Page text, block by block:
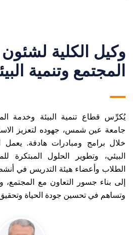
وكيل الكلية
المجتمع وتنمية
يُكرِّس قطاع تنمية البيئة وخدمة
جامعة عين شمس، جهوده لتعزيز
خلال برامج ومبادرات هادفة.
البيئي، وتطوير الحلول المبتكرة
الطلاب وأعضاء هيئة التدريس في
إلى بناء جسور التعاون مع المجتمع،
وتساهم في تحسين جودة الحياة وتحقيق